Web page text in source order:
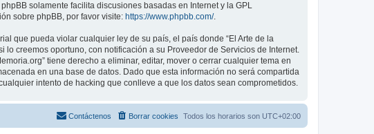
phpBB solamente facilita discusiones basadas en Internet y la GPL
sobre phpBB, por favor visite: https://www.phpbb.com/.
que pueda violar cualquier ley de su país, el país donde “El Arte de la
creemos oportuno, con notificación a su Proveedor de Servicios de Internet.
tiene derecho a eliminar, editar, mover o cerrar cualquier tema en
en una base de datos. Dado que esta información no será compartida
intento de hacking que conlleve a que los datos sean comprometidos.
Todos los horarios son UTC+02:00
Borrar cookies
Contáctenos